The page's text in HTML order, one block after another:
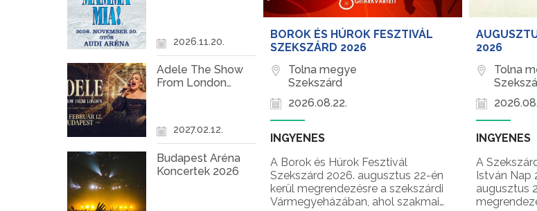
BOROK ÉS HÚROK FESZTIVÁL
SZEKSZÁRD 2026
Tolna megye
Szekszárd
2026.08.22.
INGYENES
A Borok és Húrok Fesztivál
Szekszárd 2026. augusztus 22-én
kerül megrendezésre a szekszárdi
Vármegyeházában, ahol szakmai
2026
Tolna
INGYENES
A
István Nap
augusztus
2026.11.20.
Adele The Show
From London
2027.02.12.
Budapest Aréna
Koncertek 2026